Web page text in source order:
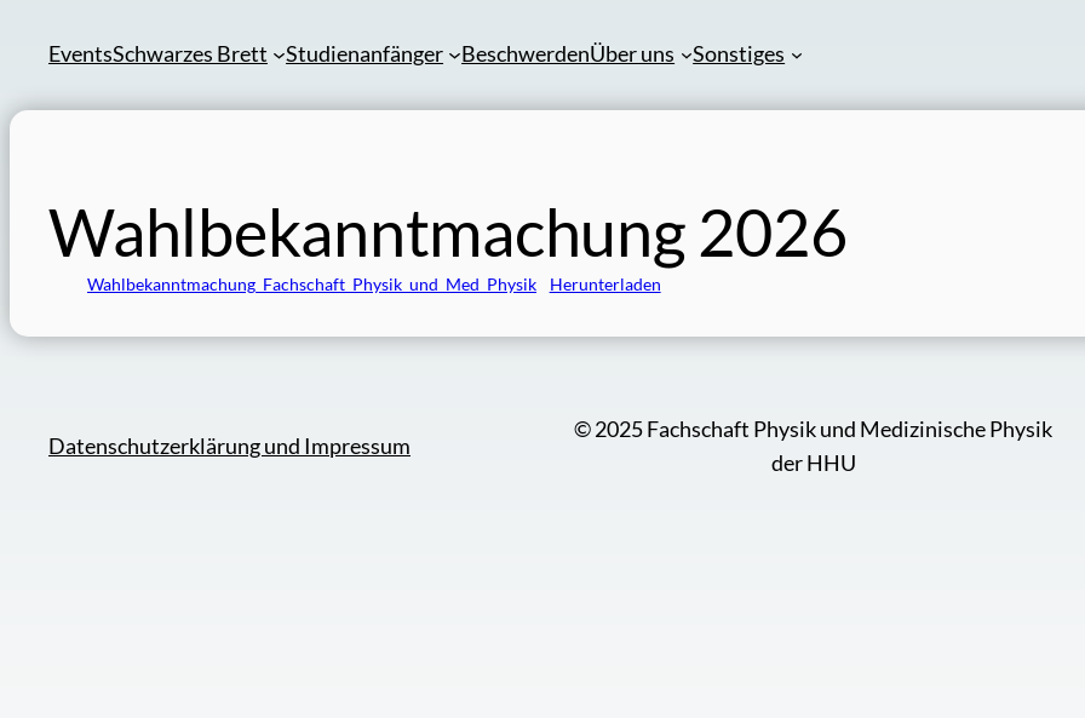
EventsSchwarzes Brett Studienanfänger BeschwerdenÜber uns Sonstiges
Wahlbekanntmachung 2026
Wahlbekanntmachung_Fachschaft_Physik_und_Med_Physik Herunterladen
Datenschutzerklärung und Impressum
© 2025 Fachschaft Physik und Medizinische Physik
der HHU